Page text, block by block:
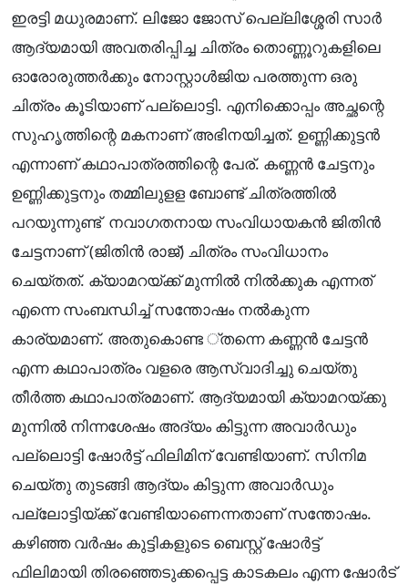
ഇരട്ടി മധുരമാണ്. ലിജോ ജോസ് പെല്ലിശ്ശേരി സാർ
ആദ്യമായി അവതരിപ്പിച്ച ചിത്രം തൊണ്ണൂറുകളിലെ
ഓരോരുത്തർക്കും നോസ്റ്റാൾജിയ പരത്തുന്ന ഒരു
ചിത്രം കൂടിയാണ് പല്ലൊട്ടി. എനിക്കൊപ്പം അച്ഛന്റെ
സുഹൃത്തിന്റെ മകനാണ് അഭിനയിച്ചത്. ഉണ്ണിക്കുട്ടൻ
എന്നാണ് കഥാപാത്രത്തിന്റെ പേര്. കണ്ണൻ ചേട്ടനും
ഉണ്ണിക്കുട്ടനും തമ്മിലുളള ബോണ്ട് ചിത്രത്തിൽ
പറയുന്നുണ്ട് നവാഗതനായ സംവിധായകൻ ജിതിൻ
ചേട്ടനാണ് (ജിതിൻ രാജ്) ചിത്രം സംവിധാനം
ചെയ്തത്. ക്യാമറയ്ക്ക് മുന്നിൽ നിൽക്കുക എന്നത്
എന്നെ സംബന്ധിച്ച് സന്തോഷം നൽകുന്ന
കാര്യമാണ്. അതുകൊണ്ട ്തന്നെ കണ്ണൻ ചേട്ടൻ
എന്ന കഥാപാത്രം വളരെ ആസ്വാദിച്ചു ചെയ്തു
തീർത്ത കഥാപാത്രമാണ്. ആദ്യമായി ക്യാമറയ്ക്കു
മുന്നിൽ നിന്നശേഷം അദ്യം കിട്ടുന്ന അവാർഡും
പല്ലൊട്ടി ഷോർട്ട് ഫിലിമിന് വേണ്ടിയാണ്. സിനിമ
ചെയ്തു തുടങ്ങി ആദ്യം കിട്ടുന്ന അവാർഡും
പല്ലോട്ടിയ്ക്ക് വേണ്ടിയാണെന്നതാണ് സന്തോഷം.
കഴിഞ്ഞ വർഷം കുട്ടികളുടെ ബെസ്റ്റ് ഷോർട്ട്
ഫിലിമായി തിരഞ്ഞെടുക്കപ്പെട്ട കാടകലം എന്ന ഷോർട്